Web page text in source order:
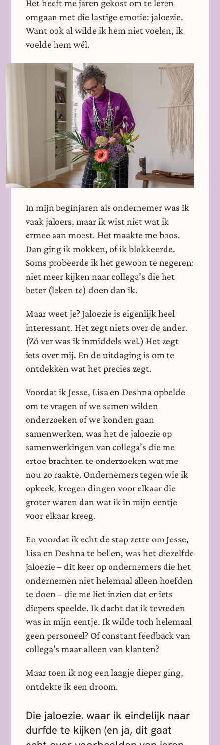
Het heeft me jaren gekost om te leren
omgaan met die lastige emotie: jaloezie.
Want ook al wilde ik hem niet voelen, ik
voelde hem wél.
In mijn beginjaren als ondernemer was ik
vaak jaloers, maar ik wist niet wat ik
ermee aan moest. Het maakte me boos.
Dan ging ik mokken, of ik blokkeerde.
Soms probeerde ik het gewoon te negeren:
niet meer kijken naar collega’s die het
beter (leken te) doen dan ik.
Maar weet je? Jaloezie is eigenlijk heel
interessant. Het zegt niets over de ander.
(Zó ver was ik inmiddels wel.) Het zegt
iets over mij. En de uitdaging is om te
ontdekken wat het precies zegt.
Voordat ik Jesse, Lisa en Deshna opbelde
om te vragen of we samen wilden
onderzoeken of we konden gaan
samenwerken, was het de jaloezie op
samenwerkingen van collega’s die me
ertoe brachten te onderzoeken wat me
nou zo raakte. Ondernemers tegen wie ik
opkeek, kregen dingen voor elkaar die
groter waren dan wat ik in mijn eentje
voor elkaar kreeg.
En voordat ik echt de stap zette om Jesse,
Lisa en Deshna te bellen, was het diezelfde
jaloezie – dit keer op ondernemers die het
ondernemen niet helemaal alleen hoefden
te doen – die me liet inzien dat er iets
diepers speelde. Ik dacht dat ik tevreden
was in mijn eentje. Ik wilde toch helemaal
geen personeel? Of constant feedback van
collega’s maar alleen van klanten?
Maar toen ik nog een laagje dieper ging,
ontdekte ik een droom.
Die jaloezie, waar ik eindelijk naar
durfde te kijken (en ja, dit gaat